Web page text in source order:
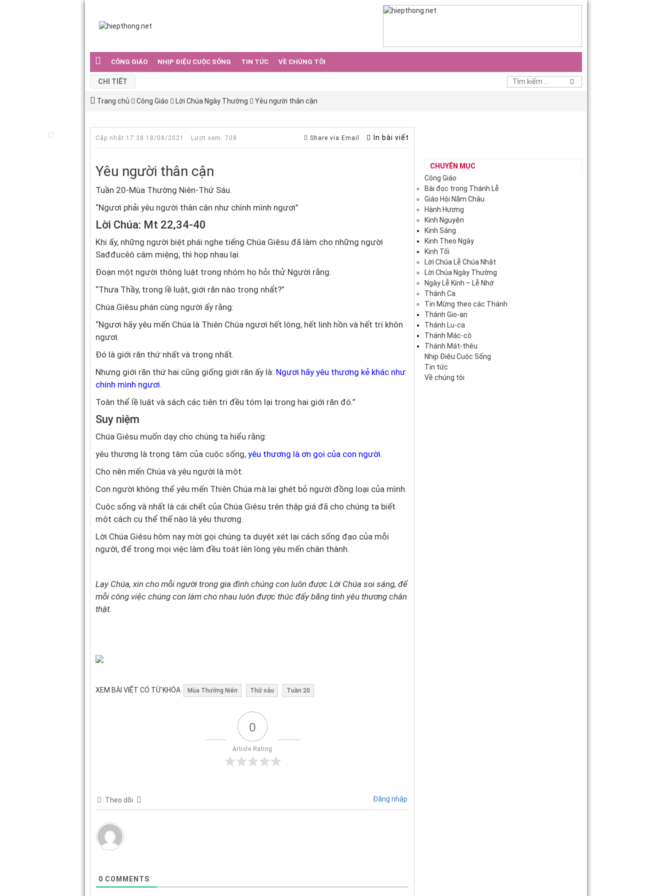
CÔNG GIÁO NHỊP ĐIỆU CUỘC SỐNG TIN TỨC VỀ CHÚNG TÔI
CHI TIẾT
Trang chủ Công Giáo Lời Chúa Ngày Thường Yêu người thân cận
Cập nhật 17:38 18/08/2021 Lượt xem: 708 Share via Email In bài viết
Yêu người thân cận
Tuần 20-Mùa Thường Niên-Thứ Sáu.
“Ngươi phải yêu người thân cận như chính mình ngươi”
Lời Chúa: Mt 22,34-40
Khi ấy, những người biệt phái nghe tiếng Chúa Giêsu đã làm cho những người
Sađđucêô câm miệng, thì họp nhau lại.
Đoạn một người thông luật trong nhóm họ hỏi thử Người rằng:
“Thưa Thầy, trong lề luật, giới răn nào trọng nhất?”
Chúa Giêsu phán cùng người ấy rằng:
“Ngươi hãy yêu mến Chúa là Thiên Chúa ngươi hết lòng, hết linh hồn và hết trí khôn
ngươi.
Đó là giới răn thứ nhất và trọng nhất.
Nhưng giới răn thứ hai cũng giống giới răn ấy là: Ngươi hãy yêu thương kẻ khác như
chính mình ngươi.
Toàn thể lề luật và sách các tiên tri đều tóm lại trong hai giới răn đó.”
Suy niệm
Chúa Giêsu muốn dạy cho chúng ta hiểu rằng:
yêu thương là trọng tâm của cuộc sống, yêu thương là ơn gọi của con người.
Cho nên mến Chúa và yêu người là một.
Con người không thể yêu mến Thiên Chúa mà lại ghét bỏ người đồng loại của mình.
Cuộc sống và nhất là cái chết của Chúa Giêsu trên thập giá đã cho chúng ta biết
một cách cụ thể thế nào là yêu thương.
Lời Chúa Giêsu hôm nay mời gọi chúng ta duyệt xét lại cách sống đạo của mỗi
người, để trong mọi việc làm đều toát lên lòng yêu mến chân thành.
Lạy Chúa, xin cho mỗi người trong gia đình chúng con luôn được Lời Chúa soi sáng, để
mỗi công việc chúng con làm cho nhau luôn được thúc đẩy bằng tình yêu thương chân
thật.
XEM BÀI VIẾT CÓ TỪ KHÓA Mùa Thường Niên Thứ sáu Tuần 20
0
Article Rating
Theo dõi Đăng nhập
0 COMMENTS
CHUYÊN MỤC
Công Giáo
Bài đọc trong Thánh Lễ
Giáo Hội Năm Châu
Hành Hương
Kinh Nguyện
Kinh Sáng
Kinh Theo Ngày
Kinh Tối
Lời Chúa Lễ Chúa Nhật
Lời Chúa Ngày Thường
Ngày Lễ Kính – Lễ Nhớ
Thánh Ca
Tin Mừng theo các Thánh
Thánh Gio-an
Thánh Lu-ca
Thánh Mác-cô
Thánh Mát-thêu
Nhịp Điệu Cuộc Sống
Tin tức
Về chúng tôi